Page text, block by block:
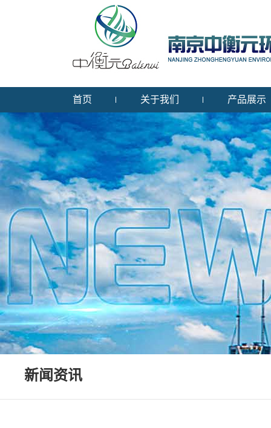
首页 关于我们 产品展示
新闻资讯